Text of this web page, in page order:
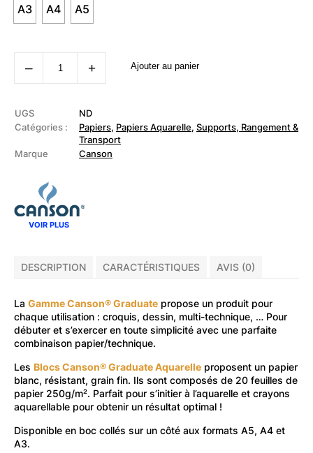
A3 A4 A5
‒
quantité
de
Graduate
Aquarelle
250g/m2
+ Ajouter au panier
UGS
ND
Catégories :
Papiers, Papiers Aquarelle, Supports, Rangement &
Transport
Marque
Canson
VOIR PLUS
DESCRIPTION CARACTÉRISTIQUES AVIS (0)
La Gamme Canson® Graduate propose un produit pour
chaque utilisation : croquis, dessin, multi-technique, … Pour
débuter et s’exercer en toute simplicité avec une parfaite
combinaison papier/technique.
Les Blocs Canson® Graduate Aquarelle proposent un papier
blanc, résistant, grain fin. Ils sont composés de 20 feuilles de
papier 250g/m². Parfait pour s’initier à l’aquarelle et crayons
aquarellable pour obtenir un résultat optimal !
Disponible en boc collés sur un côté aux formats A5, A4 et
A3.